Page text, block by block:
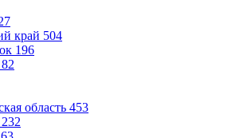
край 504
196
82
область 453
232